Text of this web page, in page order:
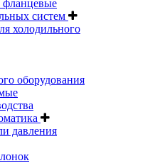
систем
холодильного
оборудования
давления